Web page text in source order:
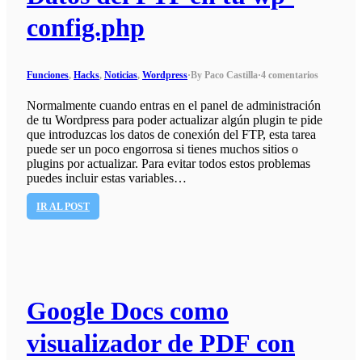
config.php
Funciones, Hacks, Noticias, Wordpress·By Paco Castilla·4 comentarios
Normalmente cuando entras en el panel de administración
de tu Wordpress para poder actualizar algún plugin te pide
que introduzcas los datos de conexión del FTP, esta tarea
puede ser un poco engorrosa si tienes muchos sitios o
plugins por actualizar. Para evitar todos estos problemas
puedes incluir estas variables…
IR AL POST
Google Docs como
visualizador de PDF con